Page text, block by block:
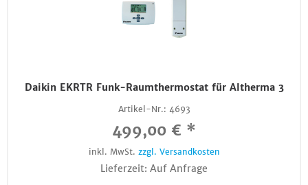
Daikin EKRTR Funk-Raumthermostat für Altherma 3
Artikel-Nr.: 4693
499,00 € *
inkl. MwSt. zzgl. Versandkosten
Lieferzeit: Auf Anfrage